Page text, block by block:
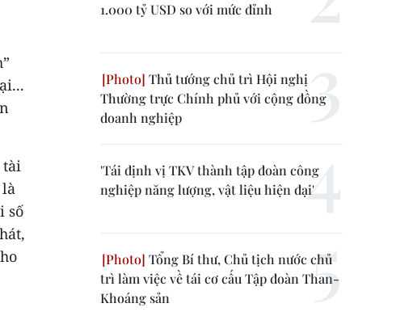
tài
số
1.000 tỷ USD so với mức đỉnh
Thủ tướng chủ trì Hội nghị
Thường trực Chính phủ với cộng đồng
doanh nghiệp
'Tái định vị TKV thành tập đoàn công
nghiệp năng lượng, vật liệu hiện đại'
Tổng Bí thư, Chủ tịch nước chủ
trì làm việc về tái cơ cấu Tập đoàn Than-
Khoáng sản